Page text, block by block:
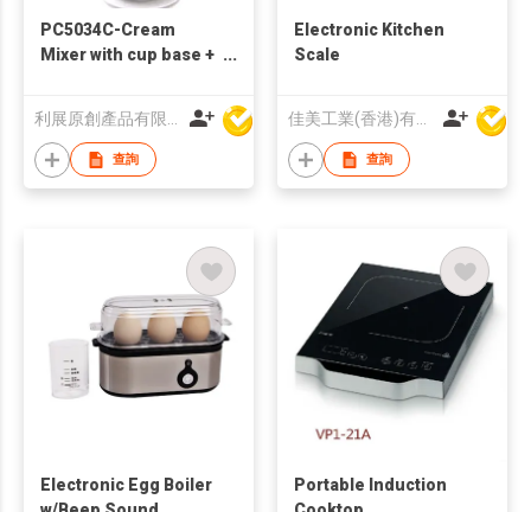
PC5034C-Cream
Mixer with cup base +
利展原創產品有限公司
查詢
Electronic Kitchen
Scale
佳美工業(香港)有限公司
查詢
Electronic Egg Boiler
Portable Induction